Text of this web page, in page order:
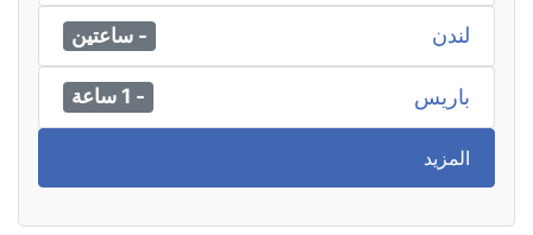
لندن - ساعتين
باريس - 1 ساعة
المزيد